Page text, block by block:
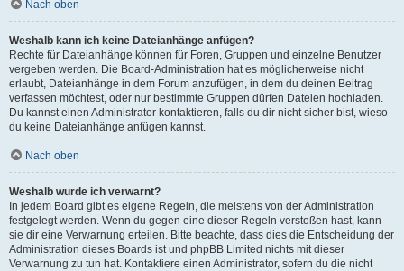
Nach oben
Weshalb kann ich keine Dateianhänge anfügen?
Rechte für Dateianhänge können für Foren, Gruppen und einzelne Benutzer
vergeben werden. Die Board-Administration hat es möglicherweise nicht
erlaubt, Dateianhänge in dem Forum anzufügen, in dem du deinen Beitrag
verfassen möchtest, oder nur bestimmte Gruppen dürfen Dateien hochladen.
Du kannst einen Administrator kontaktieren, falls du dir nicht sicher bist, wieso
du keine Dateianhänge anfügen kannst.
Nach oben
Weshalb wurde ich verwarnt?
In jedem Board gibt es eigene Regeln, die meistens von der Administration
festgelegt werden. Wenn du gegen eine dieser Regeln verstoßen hast, kann
sie dir eine Verwarnung erteilen. Bitte beachte, dass dies die Entscheidung der
Administration dieses Boards ist und phpBB Limited nichts mit dieser
Verwarnung zu tun hat. Kontaktiere einen Administrator, sofern du die nicht